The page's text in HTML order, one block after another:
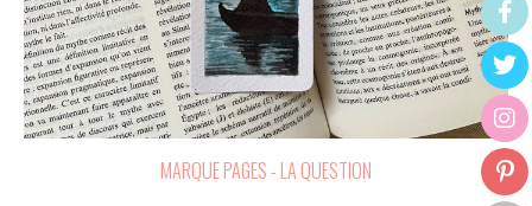
MARQUE PAGES - LA QUESTION